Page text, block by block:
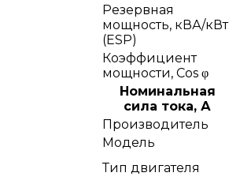
Резервная
мощность, кВА/кВт
(ESP)
Коэффициент
мощности, Сos φ
Номинальная
сила тока, А
Производитель
Модель
Тип двигателя